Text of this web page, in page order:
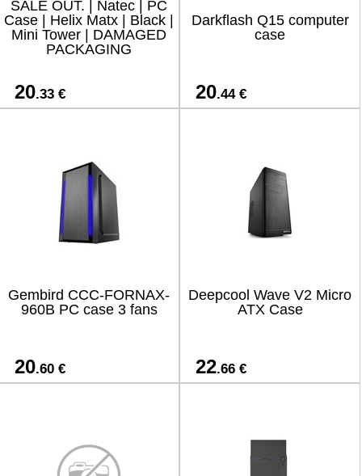
SALE OUT. | Natec | PC
Case | Helix Matx | Black |
Mini Tower | DAMAGED
PACKAGING
20.33 €
Darkflash Q15 computer
case
20.44 €
Gembird CCC-FORNAX-
960B PC case 3 fans
20.60 €
Deepcool Wave V2 Micro
ATX Case
22.66 €